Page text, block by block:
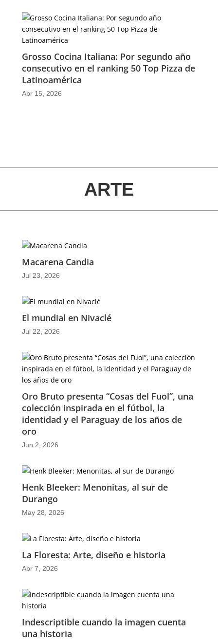
Grosso Cocina Italiana: Por segundo año
consecutivo en el ranking 50 Top Pizza de
Latinoamérica
Abr 15, 2026
ARTE
Macarena Candia
Jul 23, 2026
El mundial en Nivaclé
Jul 22, 2026
Oro Bruto presenta “Cosas del Fuol”, una
colección inspirada en el fútbol, la
identidad y el Paraguay de los años de
oro
Jun 2, 2026
Henk Bleeker: Menonitas, al sur de
Durango
May 28, 2026
La Floresta: Arte, diseño e historia
Abr 7, 2026
Indescriptible cuando la imagen cuenta
una historia